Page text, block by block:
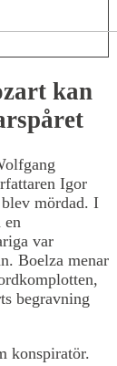
kan
Igor
mördad. I
en
var
Boelza menar
begravning
konspiratör.